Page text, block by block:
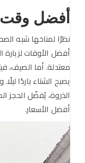
أفضل وقت
نظرًا لمناخها شبه
أفضل الأوقات لزيارة
معتدلة. أما الصيف،
يصبح الشتاء باردًا
الذروة، يُفضّل الحجز
أفضل الأسعار.